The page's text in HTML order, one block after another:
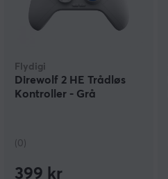
Flydigi
Direwolf 2 HE Trådløs
Kontroller - Grå
(0)
399 kr